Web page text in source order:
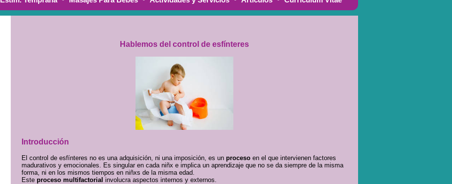
Hablemos del control de esfínteres
Introducción
El control de esfínteres no es una adquisición, ni una imposición, es un proceso en el que intervienen factores
madurativos y emocionales. Es singular en cada niñx e implica un aprendizaje que no se da siempre de la misma
forma, ni en los mismos tiempos en niñxs de la misma edad.
Este proceso multifactorial involucra aspectos internos y externos.